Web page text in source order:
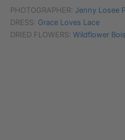
PHOTOGRAPHER: Jenny Losee
DRESS: Grace Loves Lace
DRIED FLOWERS: Wildflower